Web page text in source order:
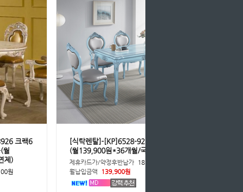
크랙6
월
제)
원
[식탁렌탈]-[KP]6528-9259식탁4인용-
(월139,900원*36개월/국내제작)
제휴카드가/약정후반납가 181,800원
월납입금액
139,900원